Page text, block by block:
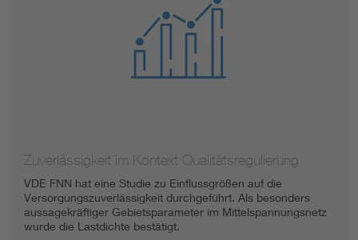
Zuverlässigkeit im Kontext Qualitätsregulierung
VDE FNN hat eine Studie zu Einflussgrößen auf die
Versorgungszuverlässigkeit durchgeführt. Als besonders
aussagekräftiger Gebietsparameter im Mittelspannungsnetz
wurde die Lastdichte bestätigt.